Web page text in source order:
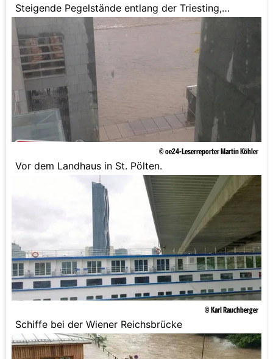
Steigende Pegelstände entlang der Triesting,
Piesting und Schwechat.
© oe24-Leserreporter Martin Köhler
Vor dem Landhaus in St. Pölten.
© Karl Rauchberger
Schiffe bei der Wiener Reichsbrücke